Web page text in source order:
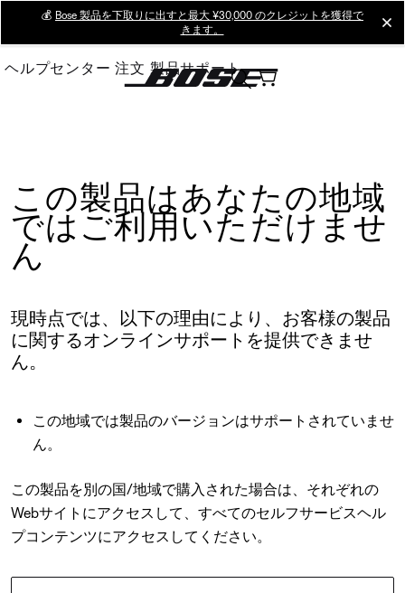
Main
💰 Bose 製品を下取りに出すと最大 ¥30,000 のクレジットを獲得で
きます。
ヘルプセンター 注文 製品サポート
この製品はあなたの地域
ではご利用いただけませ
ん
現時点では、以下の理由により、お客様の製品
に関するオンラインサポートを提供できませ
ん。
この地域では製品のバージョンはサポートされていませ
ん。
この製品を別の国/地域で購入された場合は、それぞれの
Webサイトにアクセスして、すべてのセルフサービスヘル
プコンテンツにアクセスしてください。